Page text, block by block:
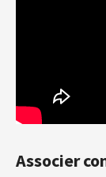
Associer